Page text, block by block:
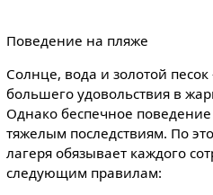
Поведение на пляже
Солнце, вода и золотой
большего удовольствия в
Однако беспечное
тяжелым последствиям. По
лагеря обязывает каждого
следующим правилам: